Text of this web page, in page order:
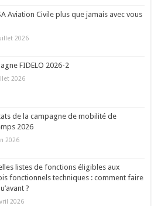
Aviation Civile plus que jamais avec vous
2026
FIDELO 2026-2
2026
de la campagne de mobilité de
2026
2026
listes de fonctions éligibles aux
fonctionnels techniques : comment faire
?
2026